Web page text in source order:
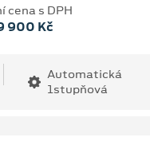
cena s DPH
900 Kč
Automatická
1stupňová